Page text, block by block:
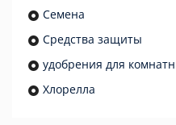
Семена
Средства защиты
удобрения для
Хлорелла